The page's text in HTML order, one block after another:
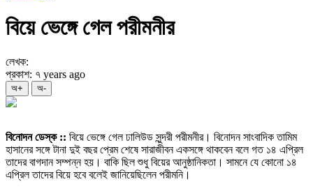
বিয়ে ভেঙ্গে গেল পরীমনীর
লেখক:
প্রকাশ: ৭ years ago
অ+ অ-
বিনোদন ডেস্ক :: বিয়ে ভেঙ্গে গেল ঢালিউড সুন্দরী পরীমনীর। বিনোদন সাংবাদিক তামিম
হাসানের সঙ্গে টানা দুই বছর প্রেম শেষে সারাজীবন একসঙ্গে থাকবেন বলে গত ১৪ এপ্রিল
তাদের বাগদান সম্পন্ন হয়। বাকি ছিল শুধু বিয়ের আনুষ্ঠানিকতা। সামনে যে কোনো ১৪
এপ্রিল তাদের বিয়ে হবে বলেই জানিয়েছিলেন পরীমনি।